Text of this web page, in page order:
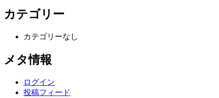
カテゴリー
カテゴリーなし
メタ情報
ログイン
投稿フィード